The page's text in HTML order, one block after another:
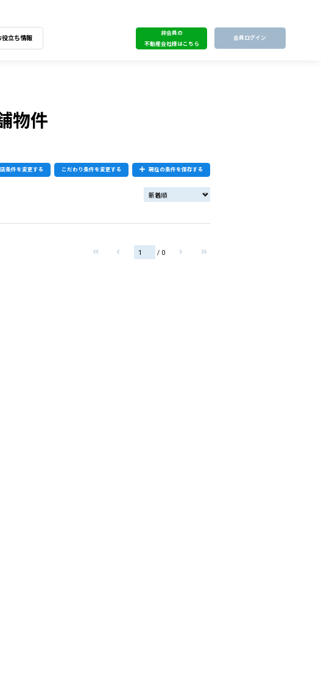
役立ち情報
非会員の
不動産会社様はこちら
会員ログイン
物件
条件を変更する こだわり条件を変更する 現在の条件を保存する
/ 0